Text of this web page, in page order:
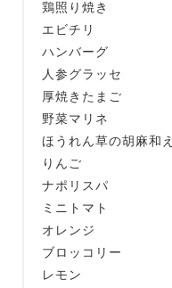
鶏照り焼き
エビチリ
ハンバーグ
人参グラッセ
厚焼きたまご
野菜マリネ
ほうれん草の胡麻和え
りんご
ナポリスパ
ミニトマト
オレンジ
ブロッコリー
レモン